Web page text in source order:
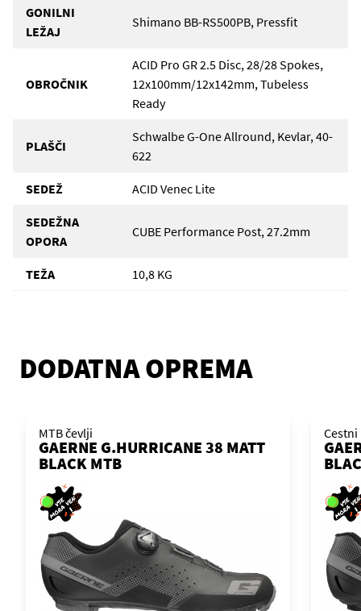
GONILNI
LEŽAJ
Shimano BB-RS500PB, Pressfit
OBROČNIK
ACID Pro GR 2.5 Disc, 28/28 Spokes,
12x100mm/12x142mm, Tubeless
Ready
PLAŠČI
Schwalbe G-One Allround, Kevlar, 40-
622
SEDEŽ ACID Venec Lite
SEDEŽNA
OPORA
CUBE Performance Post, 27.2mm
TEŽA 10,8 KG
DODATNA OPREMA
MTB čevlji
GAERNE G.HURRICANE 38 MATT
BLACK MTB